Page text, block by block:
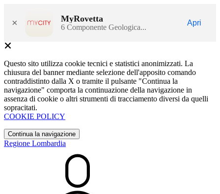
× MyRovetta
6 Componente Geologica...
Apri
Questo sito utilizza cookie tecnici e statistici anonimizzati. La
chiusura del banner mediante selezione dell'apposito comando
contraddistinto dalla X o tramite il pulsante "Continua la
navigazione" comporta la continuazione della navigazione in
assenza di cookie o altri strumenti di tracciamento diversi da quelli
sopracitati.
COOKIE POLICY
Continua la navigazione
Regione Lombardia